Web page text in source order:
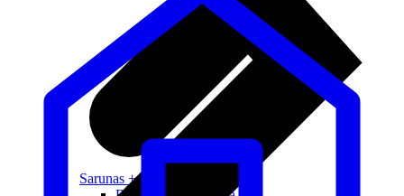
Sarunas + Internets